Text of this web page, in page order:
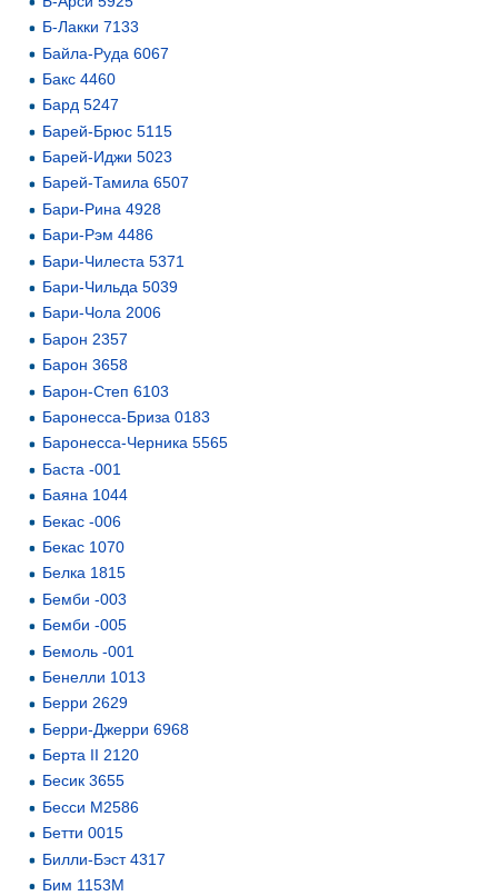
Б-Лакки 7133
Байла-Руда 6067
Бакс 4460
Бард 5247
Барей-Брюс 5115
Барей-Иджи 5023
Барей-Тамила 6507
Бари-Рина 4928
Бари-Рэм 4486
Бари-Чилеста 5371
Бари-Чильда 5039
Бари-Чола 2006
Барон 2357
Барон 3658
Барон-Степ 6103
Баронесса-Бриза 0183
Баронесса-Черника 5565
Баста -001
Баяна 1044
Бекас -006
Бекас 1070
Белка 1815
Бемби -003
Бемби -005
Бемоль -001
Бенелли 1013
Берри 2629
Берри-Джерри 6968
Берта II 2120
Бесик 3655
Бесси М2586
Бетти 0015
Билли-Бэст 4317
Бим 1153М